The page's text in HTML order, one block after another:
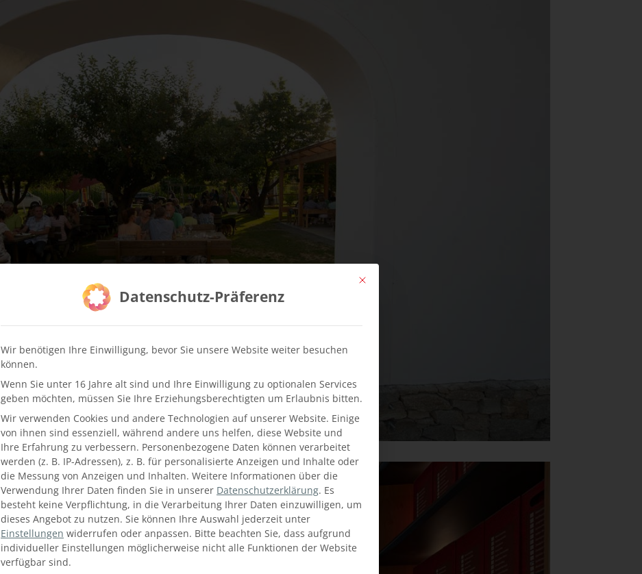
Mit diesem Button wird der Dialog geschlossen. Seine Funktionalität ist
Datenschutz-Präferenz
Wir benötigen Ihre Einwilligung, bevor Sie unsere Website weiter besuchen
können.
Wenn Sie unter 16 Jahre alt sind und Ihre Einwilligung zu optionalen Services
geben möchten, müssen Sie Ihre Erziehungsberechtigten um Erlaubnis bitten.
Wir verwenden Cookies und andere Technologien auf unserer Website. Einige
von ihnen sind essenziell, während andere uns helfen, diese Website und
Ihre Erfahrung zu verbessern. Personenbezogene Daten können verarbeitet
werden (z. B. IP-Adressen), z. B. für personalisierte Anzeigen und Inhalte oder
die Messung von Anzeigen und Inhalten. Weitere Informationen über die
Verwendung Ihrer Daten finden Sie in unserer Datenschutzerklärung. Es
besteht keine Verpflichtung, in die Verarbeitung Ihrer Daten einzuwilligen, um
dieses Angebot zu nutzen. Sie können Ihre Auswahl jederzeit unter
Einstellungen widerrufen oder anpassen. Bitte beachten Sie, dass aufgrund
individueller Einstellungen möglicherweise nicht alle Funktionen der Website
verfügbar sind.